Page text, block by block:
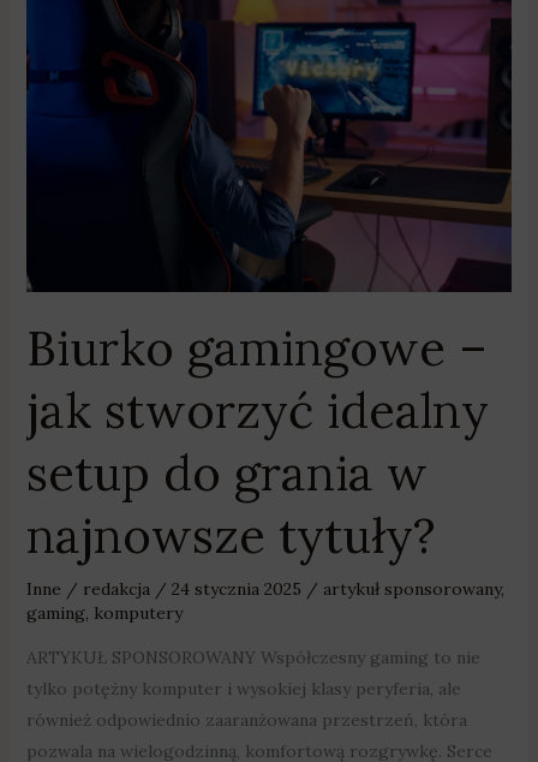
Biurko gamingowe –
jak stworzyć idealny
setup do grania w
najnowsze tytuły?
Inne / redakcja / 24 stycznia 2025 / artykuł sponsorowany,
gaming, komputery
ARTYKUŁ SPONSOROWANY Współczesny gaming to nie
tylko potężny komputer i wysokiej klasy peryferia, ale
również odpowiednio zaaranżowana przestrzeń, która
pozwala na wielogodzinną, komfortową rozgrywkę. Serce
gamingowe
–
jak
najnowsze
tytuły?